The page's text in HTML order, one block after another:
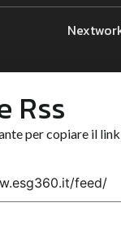
Rss
per copiare il link